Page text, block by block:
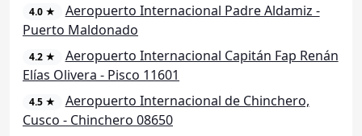
4.0 ★
Aeropuerto Internacional Padre Aldamiz -
Puerto Maldonado
4.2 ★
Aeropuerto Internacional Capitán Fap Renán
Elías Olivera - Pisco 11601
4.5 ★
Aeropuerto Internacional de Chinchero,
Cusco - Chinchero 08650